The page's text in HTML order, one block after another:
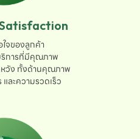
จของลูกค้า
ริการที่มีคุณภาพ
วัง ทั้งด้านคุณภาพ
และความรวดเร็ว